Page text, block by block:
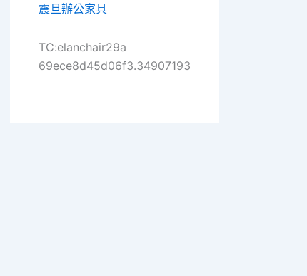
震旦辦公家具
TC:elanchair29a
69ece8d45d06f3.34907193